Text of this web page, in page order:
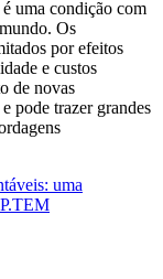
uma condição com
Os
por efeitos
e custos
de novas
pode trazer grandes
uma